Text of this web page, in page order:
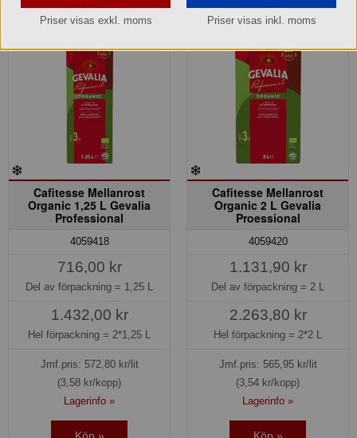
Cafitesse Mellanrost
Organic 1,25 L Gevalia
Professional
4059418
716,00 kr
Del av förpackning = 1,25 L
1.432,00 kr
Hel förpackning = 2*1,25 L
Jmf.pris: 572,80kr/lit
(3,58 kr/kopp)
Lagerinfo »
Cafitesse Mellanrost
Organic 2 L Gevalia
Proessional
4059420
1.131,90 kr
Del av förpackning = 2 L
2.263,80 kr
Hel förpackning = 2*2 L
Jmf.pris: 565,95kr/lit
(3,54 kr/kopp)
Lagerinfo »
Priser visas exkl. moms Priser visas inkl. moms